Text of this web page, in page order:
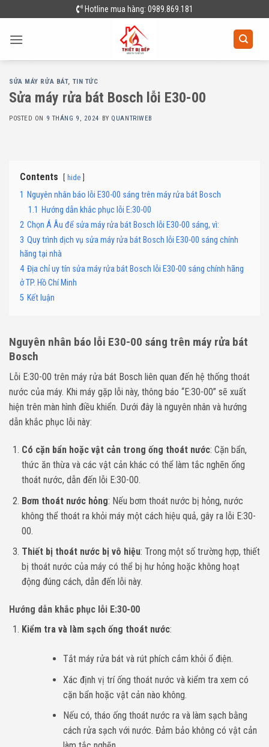
to
content
Hotline mua hàng: 0989.869.181
SỬA MÁY RỬA BÁT, TIN TỨC
Sửa máy rửa bát Bosch lỗi E30-00
POSTED ON 9 THÁNG 9, 2024 BY QUANTRIWEB
Contents hide
1 Nguyên nhân báo lỗi E30-00 sáng trên máy rửa bát Bosch
1.1 Hướng dẫn khắc phục lỗi E:30-00
2 Chọn Á Âu để sửa máy rửa bát Bosch lỗi E30-00 sáng, vì:
3 Quy trình dịch vụ sửa máy rửa bát Bosch lỗi E30-00 sáng chính
hãng tại nhà
4 Địa chỉ uy tín sửa máy rửa bát Bosch lỗi E30-00 sáng chính hãng
ở TP. Hồ Chí Minh
5 Kết luận
Nguyên nhân báo lỗi E30-00 sáng trên máy rửa bát
Bosch
Lỗi E:30-00 trên máy rửa bát Bosch liên quan đến hệ thống thoát
nước của máy. Khi máy gặp lỗi này, thông báo “E:30-00” sẽ xuất
hiện trên màn hình điều khiển. Dưới đây là nguyên nhân và hướng
dẫn khắc phục lỗi này:
Có cặn bẩn hoặc vật cản trong ống thoát nước: Cặn bẩn,
thức ăn thừa và các vật cản khác có thể làm tắc nghẽn ống
thoát nước, dẫn đến lỗi E:30-00.
Bơm thoát nước hỏng: Nếu bơm thoát nước bị hỏng, nước
không thể thoát ra khỏi máy một cách hiệu quả, gây ra lỗi E:30-
00.
Thiết bị thoát nước bị vô hiệu: Trong một số trường hợp, thiết
bị thoát nước của máy có thể bị hư hỏng hoặc không hoạt
động đúng cách, dẫn đến lỗi này.
Hướng dẫn khắc phục lỗi E:30-00
Kiểm tra và làm sạch ống thoát nước:
Tắt máy rửa bát và rút phích cắm khỏi ổ điện.
Xác định vị trí ống thoát nước và kiểm tra xem có
cặn bẩn hoặc vật cản nào không.
Nếu có, tháo ống thoát nước ra và làm sạch bằng
cách rửa sạch với nước. Đảm bảo không có vật cản